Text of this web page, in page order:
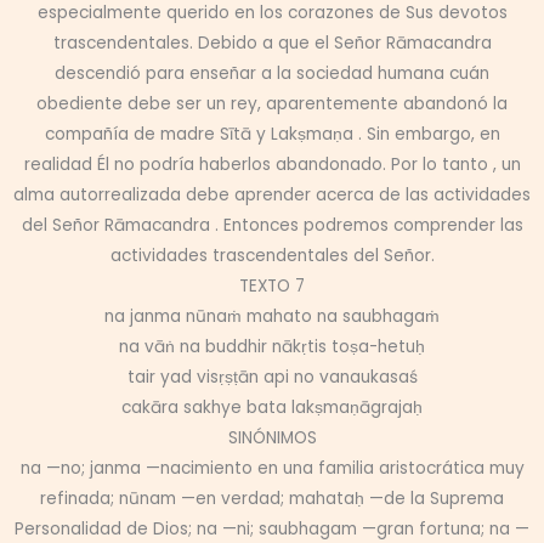
especialmente querido en los corazones de Sus devotos
trascendentales. Debido a que el Señor Rāmacandra
descendió para enseñar a la sociedad humana cuán
obediente debe ser un rey, aparentemente abandonó la
compañía de madre Sītā y Lakṣmaṇa . Sin embargo, en
realidad Él no podría haberlos abandonado. Por lo tanto , un
alma autorrealizada debe aprender acerca de las actividades
del Señor Rāmacandra . Entonces podremos comprender las
actividades trascendentales del Señor.
TEXTO 7
na janma nūnaṁ mahato na saubhagaṁ
na vāṅ na buddhir nākṛtis toṣa-hetuḥ
tair yad visṛṣṭān api no vanaukasaś
cakāra sakhye bata lakṣmaṇāgrajaḥ
SINÓNIMOS
na —no; janma —nacimiento en una familia aristocrática muy
refinada; nūnam —en verdad; mahataḥ —de la Suprema
Personalidad de Dios; na —ni; saubhagam —gran fortuna; na —